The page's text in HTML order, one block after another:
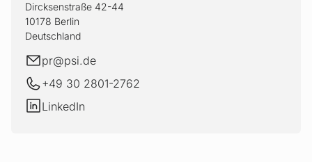
Dircksenstraße 42-44
10178 Berlin
Deutschland
E-Mail
pr@psi.de
+49 30 2801-2762
LinkedIn
LinkedIn